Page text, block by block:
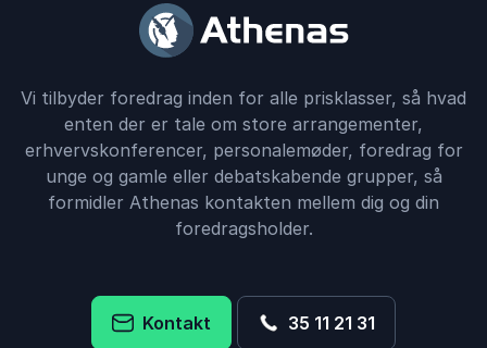
Vi tilbyder foredrag inden for alle prisklasser, så hvad
enten der er tale om store arrangementer,
erhvervskonferencer, personalemøder, foredrag for
unge og gamle eller debatskabende grupper, så
formidler Athenas kontakten mellem dig og din
foredragsholder.
Kontakt 35 11 21 31